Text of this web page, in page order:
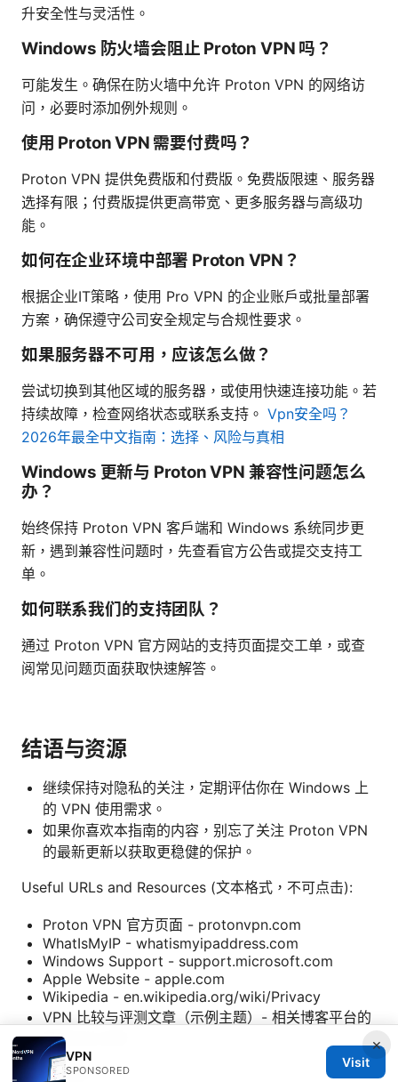
升安全性与灵活性。
Windows 防火墙会阻止 Proton VPN 吗？
可能发生。确保在防火墙中允许 Proton VPN 的网络访
问，必要时添加例外规则。
使用 Proton VPN 需要付费吗？
Proton VPN 提供免费版和付费版。免费版限速、服务器
选择有限；付费版提供更高带宽、更多服务器与高级功
能。
如何在企业环境中部署 Proton VPN？
根据企业IT策略，使用 Pro VPN 的企业账户或批量部署
方案，确保遵守公司安全规定与合规性要求。
如果服务器不可用，应该怎么做？
尝试切换到其他区域的服务器，或使用快速连接功能。若
持续故障，检查网络状态或联系支持。 Vpn安全吗？
2026年最全中文指南：选择、风险与真相
Windows 更新与 Proton VPN 兼容性问题怎么
办？
始终保持 Proton VPN 客户端和 Windows 系统同步更
新，遇到兼容性问题时，先查看官方公告或提交支持工
单。
如何联系我们的支持团队？
通过 Proton VPN 官方网站的支持页面提交工单，或查
阅常见问题页面获取快速解答。
结语与资源
继续保持对隐私的关注，定期评估你在 Windows 上
的 VPN 使用需求。
如果你喜欢本指南的内容，别忘了关注 Proton VPN
的最新更新以获取更稳健的保护。
Useful URLs and Resources (文本格式，不可点击):
Proton VPN 官方页面 - protonvpn.com
WhatIsMyIP - whatismyipaddress.com
Windows Support - support.microsoft.com
Apple Website - apple.com
Wikipedia - en.wikipedia.org/wiki/Privacy
VPN 比较与评测文章（示例主题）- 相关博客平台的
最新对比文章
Sources:
×
VPN
SPONSORED
Visit